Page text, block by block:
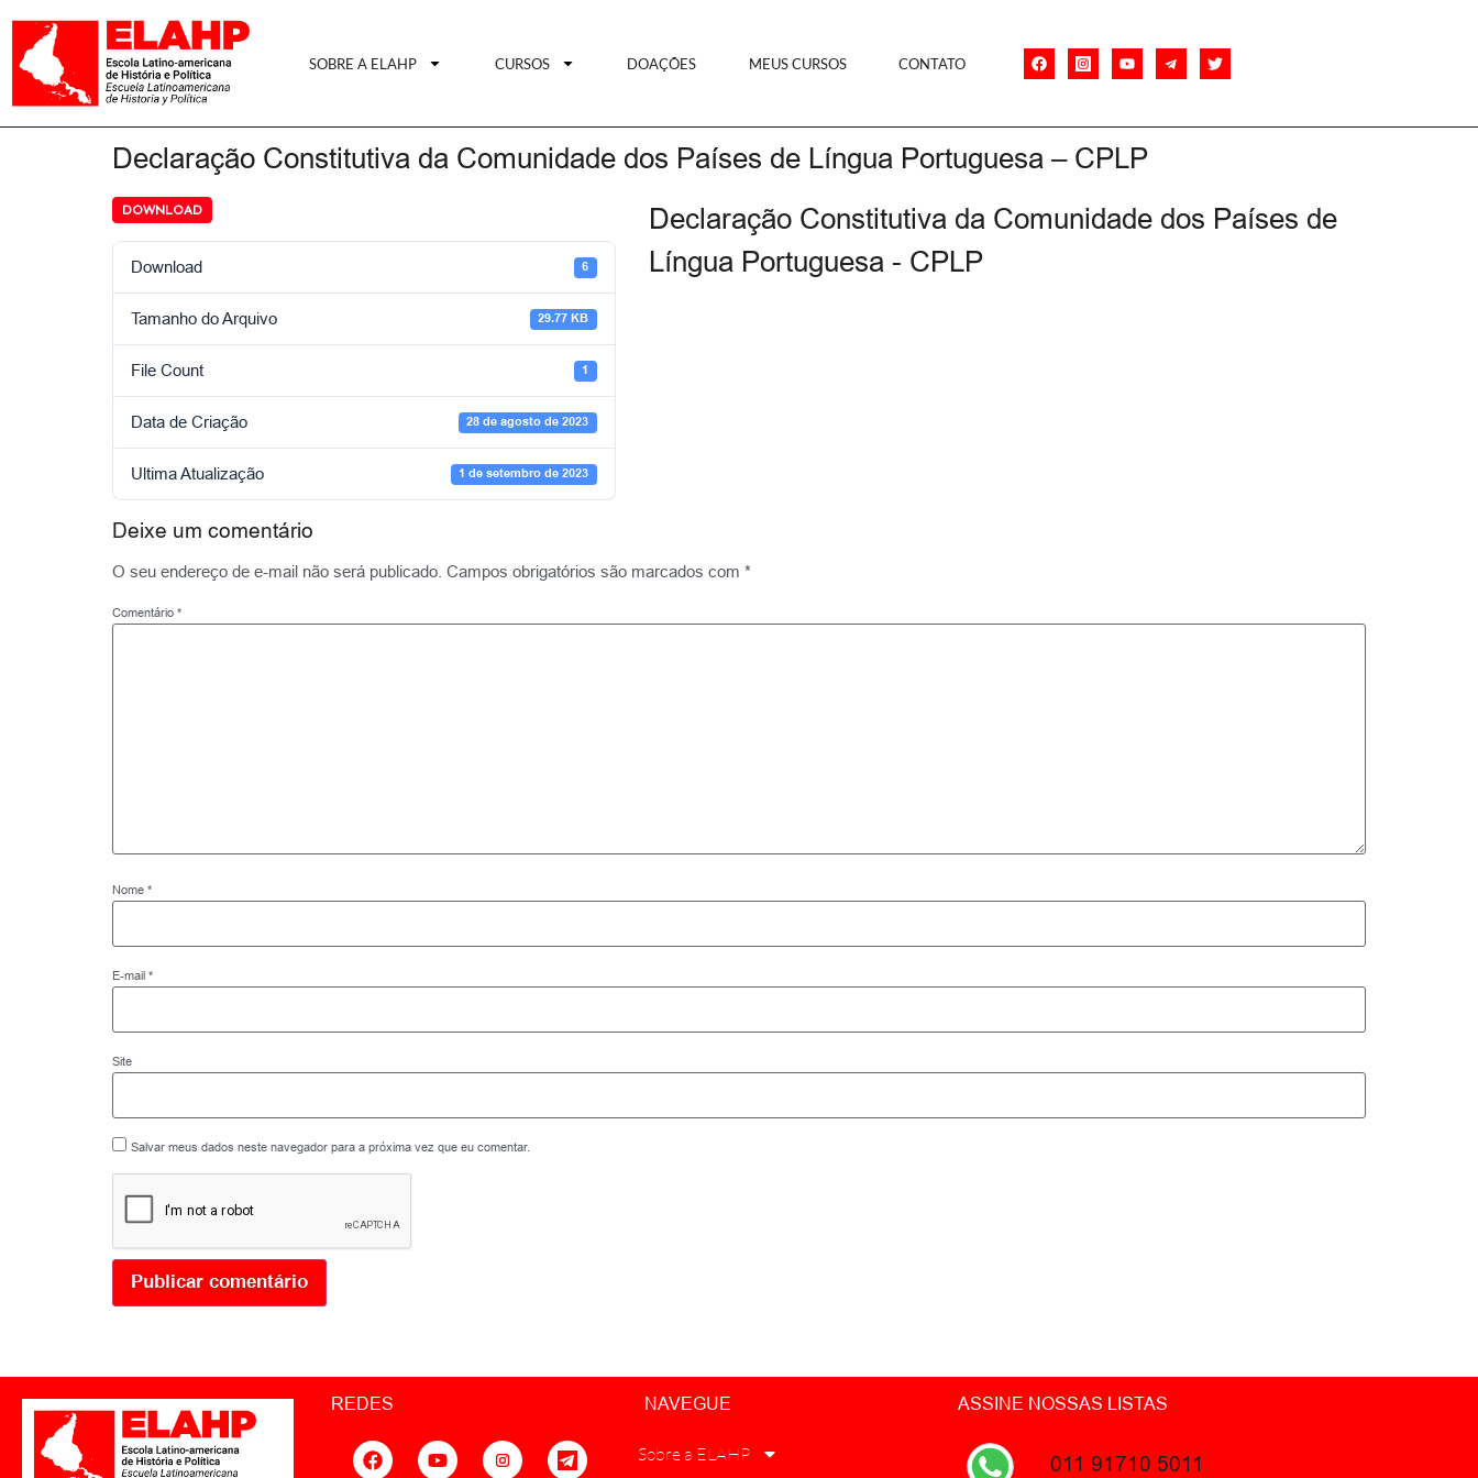
SOBRE A ELAHP CURSOS DOAÇÕES MEUS CURSOS CONTATO
Declaração Constitutiva da Comunidade dos Países de Língua Portuguesa – CPLP
DOWNLOAD
Download 6
Tamanho do Arquivo 29.77 KB
File Count 1
Data de Criação 28 de agosto de 2023
Ultima Atualização 1 de setembro de 2023
Declaração Constitutiva da Comunidade dos Países de
Língua Portuguesa - CPLP
Deixe um comentário
O seu endereço de e-mail não será publicado. Campos obrigatórios são marcados com *
Comentário *
Nome *
E-mail *
Site
Salvar meus dados neste navegador para a próxima vez que eu comentar.
REDES NAVEGUE
Sobre a ELAHP
ASSINE NOSSAS LISTAS
011 91710 5011